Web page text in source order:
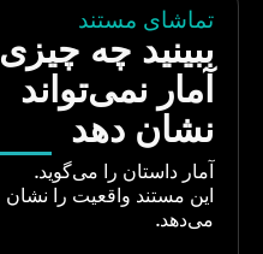
تماشای مستند
ببینید چه چیزی
آمار نمی‌تواند
نشان دهد
آمار داستان را می‌گوید.
این مستند واقعیت را نشان
می‌دهد.